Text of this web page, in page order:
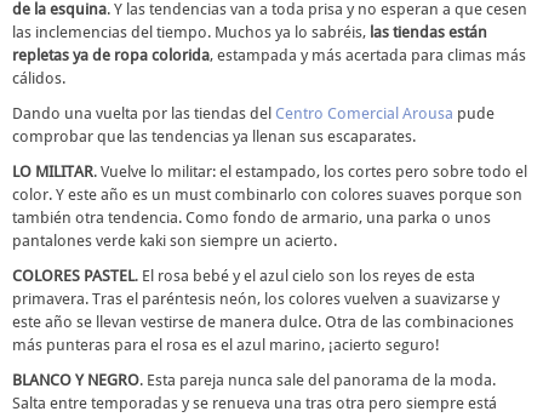
de la esquina. Y las tendencias van a toda prisa y no esperan a que cesen
las inclemencias del tiempo. Muchos ya lo sabréis, las tiendas están
repletas ya de ropa colorida, estampada y más acertada para climas más
cálidos.
Dando una vuelta por las tiendas del Centro Comercial Arousa pude
comprobar que las tendencias ya llenan sus escaparates.
LO MILITAR. Vuelve lo militar: el estampado, los cortes pero sobre todo el
color. Y este año es un must combinarlo con colores suaves porque son
también otra tendencia. Como fondo de armario, una parka o unos
pantalones verde kaki son siempre un acierto.
COLORES PASTEL. El rosa bebé y el azul cielo son los reyes de esta
primavera. Tras el paréntesis neón, los colores vuelven a suavizarse y
este año se llevan vestirse de manera dulce. Otra de las combinaciones
más punteras para el rosa es el azul marino, ¡acierto seguro!
BLANCO Y NEGRO. Esta pareja nunca sale del panorama de la moda.
Salta entre temporadas y se renueva una tras otra pero siempre está